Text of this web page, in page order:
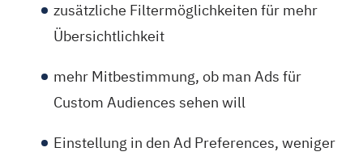
zusätzliche Filtermöglichkeiten für mehr
Übersichtlichkeit
mehr Mitbestimmung, ob man Ads für
Custom Audiences sehen will
Einstellung in den Ad Preferences, weniger